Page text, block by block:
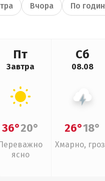
Вчора По
Пт
Завтра
36°20°
ясно
Сб
08.08
26°18°
Хмарно,